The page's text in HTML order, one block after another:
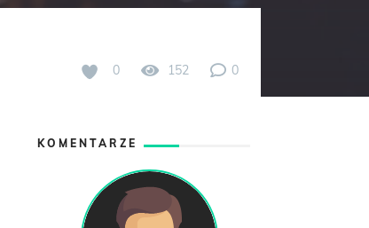
0 152 0
KOMENTARZE